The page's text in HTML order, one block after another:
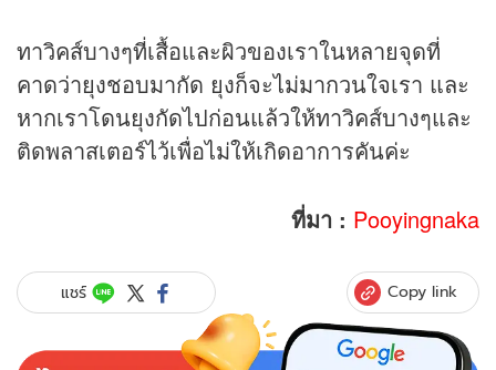
ทาวิคส์บางๆที่เสื้อและผิวของเราในหลายจุดที่
คาดว่ายุงชอบมากัด ยุงก็จะไม่มากวนใจเรา และ
หากเราโดนยุงกัดไปก่อนแล้วให้ทาวิคส์บางๆและ
ติดพลาสเตอร์ไว้เพื่อไม่ให้เกิดอาการคันค่ะ
ที่มา : Pooyingnaka
แชร์ Copy link